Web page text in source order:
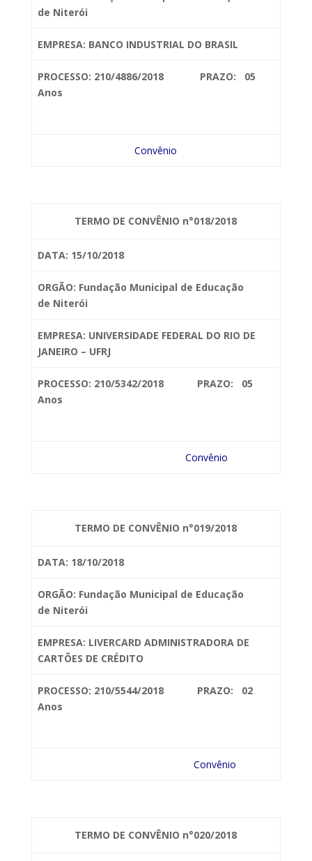
de Niterói
EMPRESA: BANCO INDUSTRIAL DO BRASIL
PROCESSO: 210/4886/2018 PRAZO: 05
Anos
Convênio
TERMO DE CONVÊNIO n°018/2018
DATA: 15/10/2018
ORGÃO: Fundação Municipal de Educação
de Niterói
EMPRESA: UNIVERSIDADE FEDERAL DO RIO DE
JANEIRO – UFRJ
PROCESSO: 210/5342/2018 PRAZO: 05
Anos
Convênio
TERMO DE CONVÊNIO n°019/2018
DATA: 18/10/2018
ORGÃO: Fundação Municipal de Educação
de Niterói
EMPRESA: LIVERCARD ADMINISTRADORA DE
CARTÕES DE CRÉDITO
PROCESSO: 210/5544/2018 PRAZO: 02
Anos
Convênio
TERMO DE CONVÊNIO n°020/2018